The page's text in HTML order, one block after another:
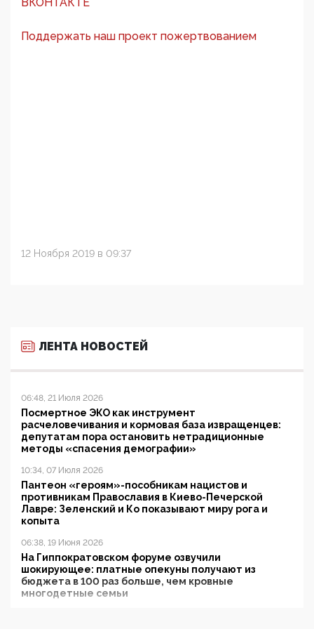
Поддержать наш проект пожертвованием
12 Ноября 2019 в 09:37
ЛЕНТА НОВОСТЕЙ
06:48, 21 Июля 2026
Посмертное ЭКО как инструмент
расчеловечивания и кормовая база извращенцев:
депутатам пора остановить нетрадиционные
методы «спасения демографии»
10:34, 07 Июля 2026
Пантеон «героям»-пособникам нацистов и
противникам Православия в Киево-Печерской
Лавре: Зеленский и Ко показывают миру рога и
копыта
06:38, 19 Июня 2026
На Гиппократовском форуме озвучили
шокирующее: платные опекуны получают из
бюджета в 100 раз больше, чем кровные
многодетные семьи